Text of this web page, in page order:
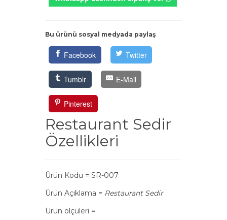
Bu ürünü sosyal medyada paylaş
Facebook Twitter
Tumblr E-Mail
Pinterest
Restaurant Sedir
Özellikleri
Ürün Kodu = SR-007
Ürün Açıklama = Restaurant Sedir
Ürün ölçüleri =